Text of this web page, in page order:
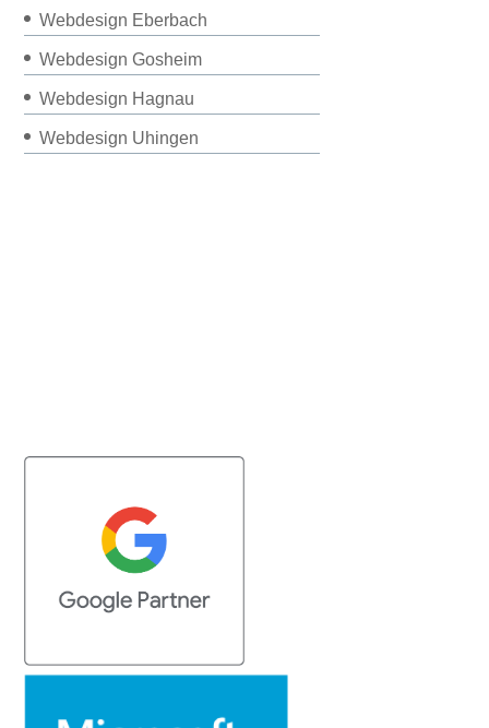
Webdesign Eberbach
Webdesign Gosheim
Webdesign Hagnau
Webdesign Uhingen